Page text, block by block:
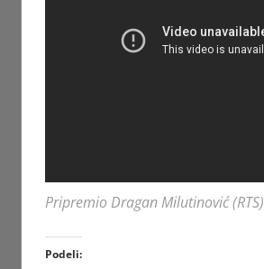
Pripremio Dragan Milutinović (RTS)
Podeli: